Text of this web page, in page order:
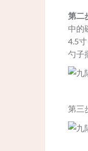
第二
中的
4.5
勺子
第三